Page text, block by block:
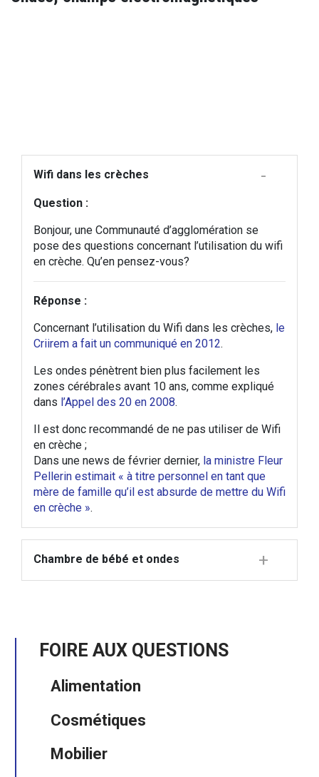
Wifi dans les crèches
Question :
Bonjour, une Communauté d’agglomération se
pose des questions concernant l’utilisation du wifi
en crèche. Qu’en pensez-vous?
Réponse :
Concernant l’utilisation du Wifi dans les crèches, le
Criirem a fait un communiqué en 2012.
Les ondes pénètrent bien plus facilement les
zones cérébrales avant 10 ans, comme expliqué
dans l’Appel des 20 en 2008.
Il est donc recommandé de ne pas utiliser de Wifi
en crèche ;
Dans une news de février dernier, la ministre Fleur
Pellerin estimait « à titre personnel en tant que
mère de famille qu’il est absurde de mettre du Wifi
en crèche ».
Chambre de bébé et ondes
FOIRE AUX QUESTIONS
Alimentation
Cosmétiques
Mobilier